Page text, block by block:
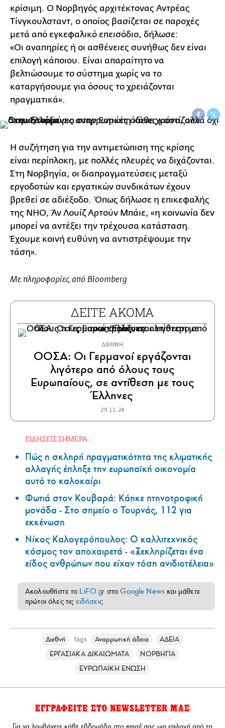
κρίσιμη. Ο Νορβηγός αρχιτέκτονας Αντρέας
Τίνγκουλσταντ, ο οποίος βασίζεται σε παροχές
μετά από εγκεφαλικό επεισόδιο, δήλωσε:
«Οι αναπηρίες ή οι ασθένειες συνήθως δεν είναι
επιλογή κάποιου. Είναι απαραίτητο να
βελτιώσουμε το σύστημα χωρίς να το
καταργήσουμε για όσους το χρειάζονται
πραγματικά».
Η συζήτηση για την αντιμετώπιση της κρίσης
είναι περίπλοκη, με πολλές πλευρές να διχάζονται.
Στη Νορβηγία, οι διαπραγματεύσεις μεταξύ
εργοδοτών και εργατικών συνδικάτων έχουν
βρεθεί σε αδιέξοδο. Όπως δήλωσε η επικεφαλής
της NHO, Άν Λουίζ Αρτούν Μπάιε, «η κοινωνία δεν
μπορεί να αντέξει την τρέχουσα κατάσταση.
Έχουμε κοινή ευθύνη να αντιστρέψουμε την
τάση».
Με πληροφορίες από Bloomberg
ΔΕΙΤΕ ΑΚΟΜΑ
ΔΙΕΘΝΗ
ΟΟΣΑ: Οι Γερμανοί εργάζονται
λιγότερο από όλους τους
Ευρωπαίους, σε αντίθεση με τους
Έλληνες
29.11.24
ΕΙΔΗΣΕΙΣ ΣΗΜΕΡΑ:
Πώς η σκληρή πραγματικότητα της κλιματικής
αλλαγής έπληξε την ευρωπαϊκή οικονομία
αυτό το καλοκαίρι
Φωτιά στον Κουβαρά: Κάηκε πτηνοτροφική
μονάδα - Στο σημείο ο Τουρνάς, 112 για
εκκένωση
Νίκος Καλογερόπουλος: Ο καλλιτεχνικός
κόσμος τον αποχαιρετά - «Ξεκληρίζεται ένα
είδος ανθρώπων που είχαν τόση ανιδιοτέλεια»
Ακολουθήστε το LiFO.gr στοGoogle News και μάθετε
πρώτοι όλες τις ειδήσεις
Διεθνή Tags Αναρρωτική άδεια
ΑΔΕΙΑ
ΕΡΓΑΣΙΑΚΑ ΔΙΚΑΙΩΜΑΤΑ
ΝΟΡΒΗΓΙΑ
ΕΥΡΩΠΑΙΚΗ ΕΝΩΣΗ
ΕΓΓΡΑΦΕΙΤΕ ΣΤΟ NEWSLETTER ΜΑΣ
Για να λαμβάνετε κάθε εβδομάδα στο email σας μια επιλογή από τα